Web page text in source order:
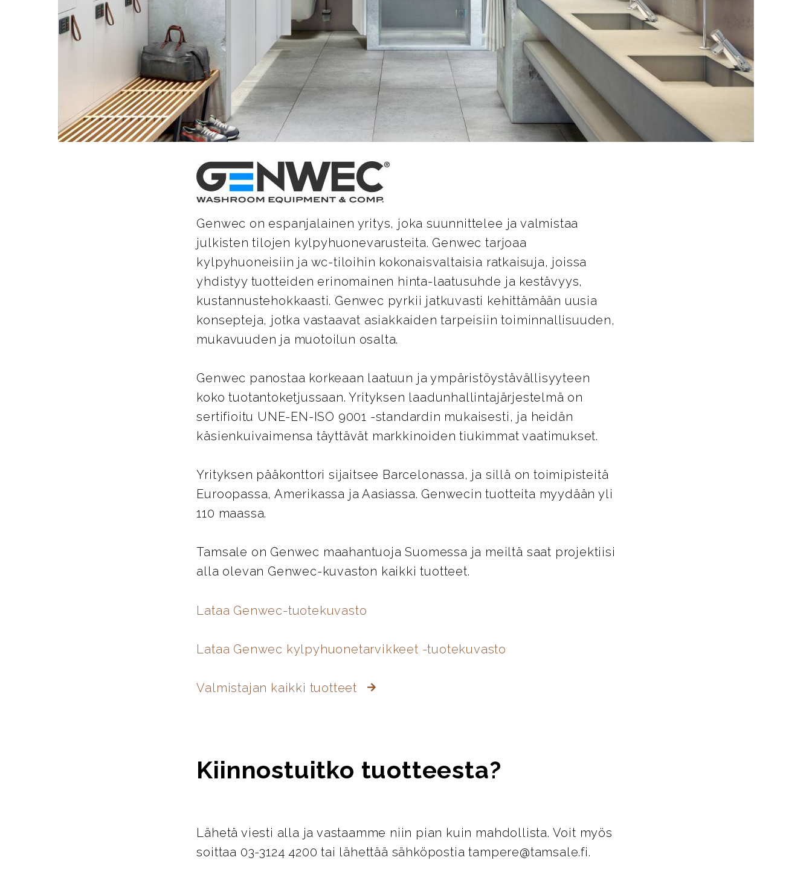
Genwec on espanjalainen yritys, joka suunnittelee ja valmistaa
julkisten tilojen kylpyhuonevarusteita. Genwec tarjoaa
kylpyhuoneisiin ja wc-tiloihin kokonaisvaltaisia ratkaisuja, joissa
yhdistyy tuotteiden erinomainen hinta-laatusuhde ja kestävyys,
kustannustehokkaasti. Genwec pyrkii jatkuvasti kehittämään uusia
konsepteja, jotka vastaavat asiakkaiden tarpeisiin toiminnallisuuden,
mukavuuden ja muotoilun osalta.
Genwec panostaa korkeaan laatuun ja ympäristöystävällisyyteen
koko tuotantoketjussaan. Yrityksen laadunhallintajärjestelmä on
sertifioitu UNE-EN-ISO 9001 -standardin mukaisesti, ja heidän
käsienkuivaimensa täyttävät markkinoiden tiukimmat vaatimukset.
Yrityksen pääkonttori sijaitsee Barcelonassa, ja sillä on toimipisteitä
Euroopassa, Amerikassa ja Aasiassa. Genwecin tuotteita myydään yli
110 maassa.
Tamsale on Genwec maahantuoja Suomessa ja meiltä saat projektiisi
alla olevan Genwec-kuvaston kaikki tuotteet.
Lataa Genwec-tuotekuvasto
Lataa Genwec kylpyhuonetarvikkeet -tuotekuvasto
Valmistajan kaikki tuotteet
Kiinnostuitko tuotteesta?
Lähetä viesti alla ja vastaamme niin pian kuin mahdollista. Voit myös
soittaa 03-3124 4200 tai lähettää sähköpostia tampere@tamsale.fi.